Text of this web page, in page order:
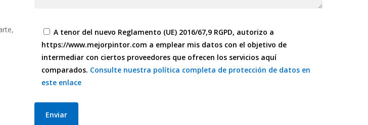
A tenor del nuevo Reglamento (UE) 2016/67,9 RGPD, autorizo a
https://www.mejorpintor.com a emplear mis datos con el objetivo de
intermediar con ciertos proveedores que ofrecen los servicios aquí
comparados. Consulte nuestra política completa de protección de datos en
este enlace